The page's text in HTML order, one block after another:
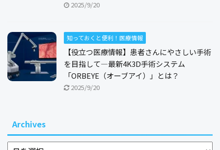
2025/9/20
知っておくと便利！医療情報
【役立つ医療情報】患者さんにやさしい手術
を目指して―最新4K3D手術システム
「ORBEYE（オーブアイ）」とは？
2025/9/20
Archives